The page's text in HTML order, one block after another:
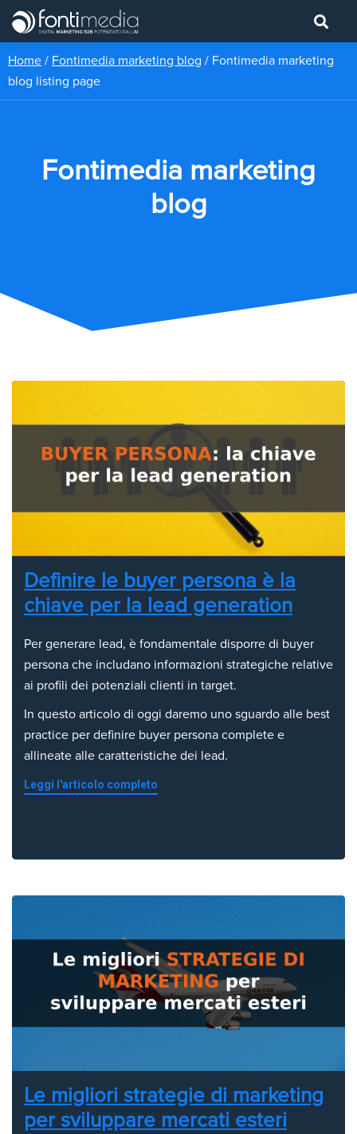
Home / Fontimedia marketing blog / Fontimedia marketing
blog listing page
Fontimedia marketing
blog
Definire le buyer persona è la
chiave per la lead generation
Per generare lead, è fondamentale disporre di buyer
persona che includano informazioni strategiche relative
ai profili dei potenziali clienti in target.
In questo articolo di oggi daremo uno sguardo alle best
practice per definire buyer persona complete e
allineate alle caratteristiche dei lead.
Leggi l'articolo completo
Le migliori strategie di marketing
per sviluppare mercati esteri